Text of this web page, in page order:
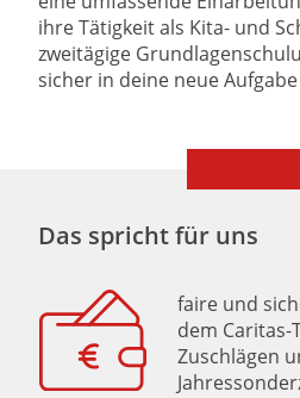
ihre Tätigkeit als Kita- und
zweitägige
sicher in deine neue
Das spricht für uns
faire und
dem Caritas-
Zuschlägen